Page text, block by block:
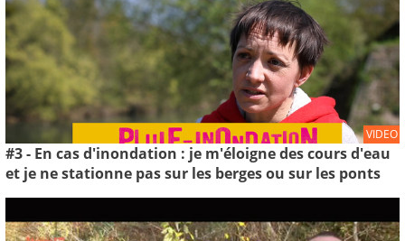
VIDEO
#3 - En cas d'inondation : je m'éloigne des cours d'eau
et je ne stationne pas sur les berges ou sur les ponts